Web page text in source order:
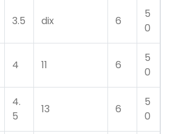
3.5 dix 6
5
0
4 11 6
5
0
4.
5
13 6
5
0